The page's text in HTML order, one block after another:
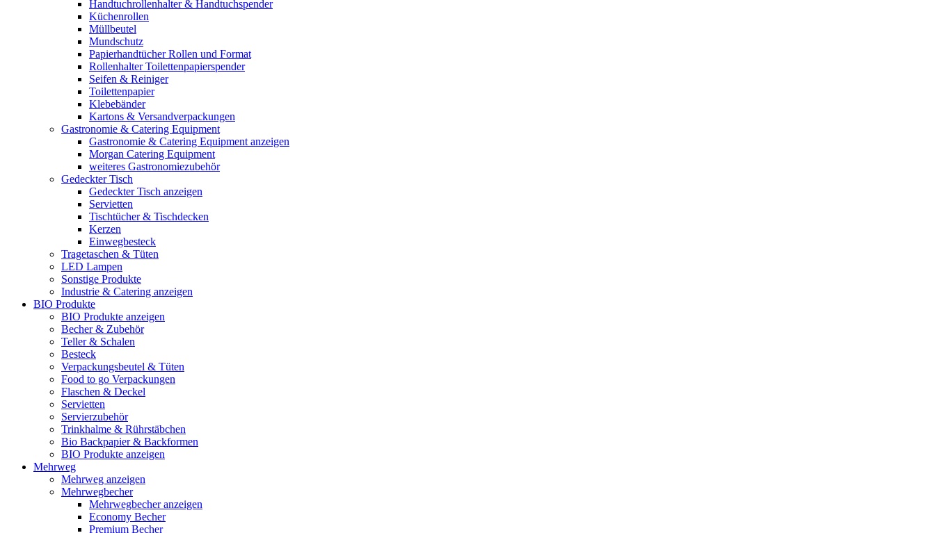
Handtuchrollenhalter & Handtuchspender
Küchenrollen
Müllbeutel
Mundschutz
Papierhandtücher Rollen und Format
Rollenhalter Toilettenpapierspender
Seifen & Reiniger
Toilettenpapier
Klebebänder
Kartons & Versandverpackungen
Gastronomie & Catering Equipment
Gastronomie & Catering Equipment anzeigen
Morgan Catering Equipment
weiteres Gastronomiezubehör
Gedeckter Tisch
Gedeckter Tisch anzeigen
Servietten
Tischtücher & Tischdecken
Kerzen
Einwegbesteck
Tragetaschen & Tüten
LED Lampen
Sonstige Produkte
Industrie & Catering anzeigen
BIO Produkte
BIO Produkte anzeigen
Becher & Zubehör
Teller & Schalen
Besteck
Verpackungsbeutel & Tüten
Food to go Verpackungen
Flaschen & Deckel
Servietten
Servierzubehör
Trinkhalme & Rührstäbchen
Bio Backpapier & Backformen
BIO Produkte anzeigen
Mehrweg
Mehrweg anzeigen
Mehrwegbecher
Mehrwegbecher anzeigen
Economy Becher
Premium Becher